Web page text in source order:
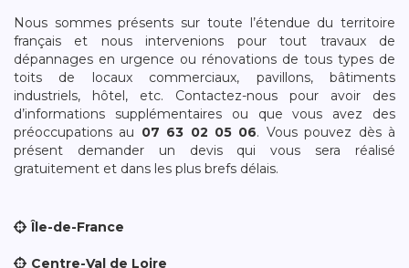
Nous sommes présents sur toute l’étendue du territoire
français et nous intervenions pour tout travaux de
dépannages en urgence ou rénovations de tous types de
toits de locaux commerciaux, pavillons, bâtiments
industriels, hôtel, etc. Contactez-nous pour avoir des
d’informations supplémentaires ou que vous avez des
préoccupations au 07 63 02 05 06. Vous pouvez dès à
présent demander un devis qui vous sera réalisé
gratuitement et dans les plus brefs délais.
Île-de-France
Centre-Val de Loire